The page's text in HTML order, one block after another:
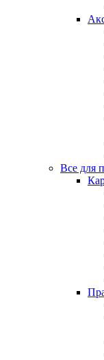
Все для